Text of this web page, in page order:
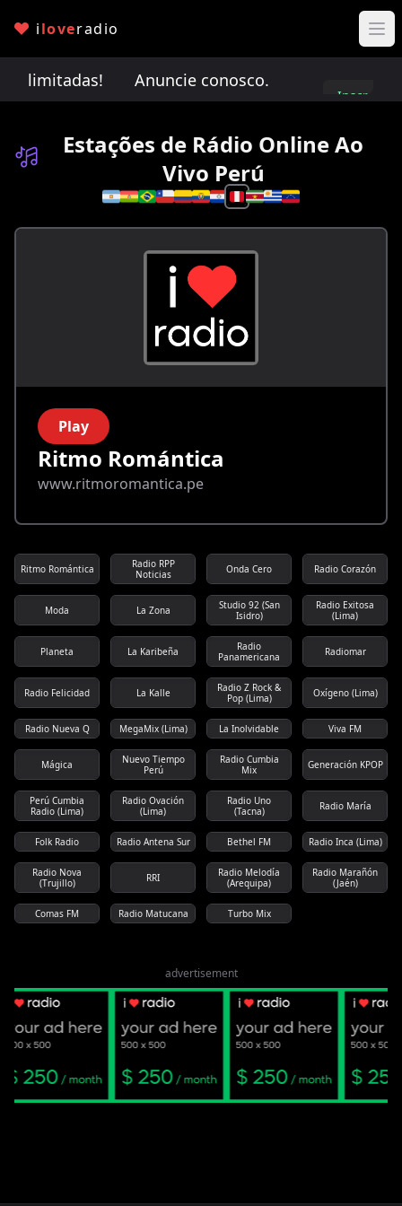
iloveradio
limitadas!Anuncie conosco. Vagas de
Inscreva-
Estações de Rádio Online Ao
Vivo Perú
Selecione um país
Play
Ritmo Romántica
www.ritmoromantica.pe
Ritmo Romántica
Radio RPP
Noticias
Onda Cero Radio Corazón
Moda La Zona
Studio 92 (San
Isidro)
Radio Exitosa
(Lima)
Planeta La Karibeña
Radio
Panamericana
Radiomar
Radio Felicidad La Kalle
Radio Z Rock &
Pop (Lima)
Oxígeno (Lima)
Radio Nueva Q MegaMix (Lima) La Inolvidable Viva FM
Mágica
Nuevo Tiempo
Perú
Radio Cumbia
Mix
Generación KPOP
Perú Cumbia
Radio (Lima)
Radio Ovación
(Lima)
Radio Uno
(Tacna)
Radio María
Folk Radio Radio Antena Sur Bethel FM Radio Inca (Lima)
Radio Nova
(Trujillo)
RRI
Radio Melodía
(Arequipa)
Radio Marañón
(Jaén)
Comas FM Radio Matucana Turbo Mix
advertisement